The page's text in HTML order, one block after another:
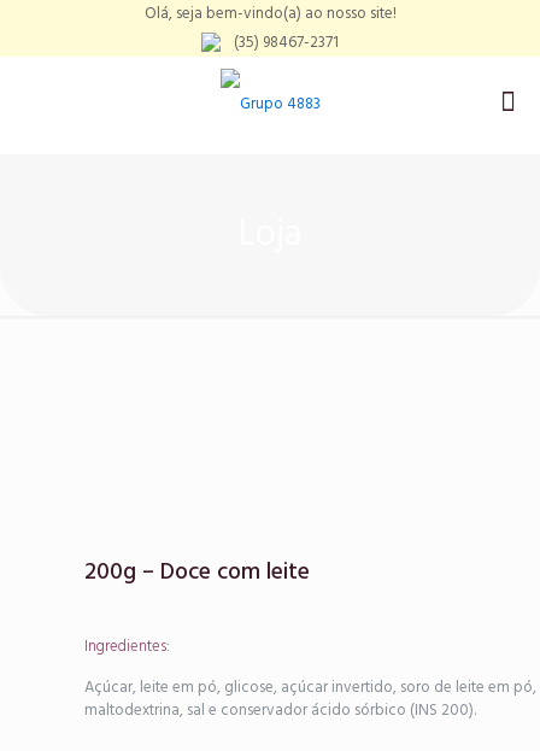
Olá, seja bem-vindo(a) ao nosso site!
(35) 98467-2371
200g – Doce com leite
Ingredientes:
Açúcar, leite em pó, glicose, açúcar invertido, soro de leite em pó,
maltodextrina, sal e conservador ácido sórbico (INS 200).